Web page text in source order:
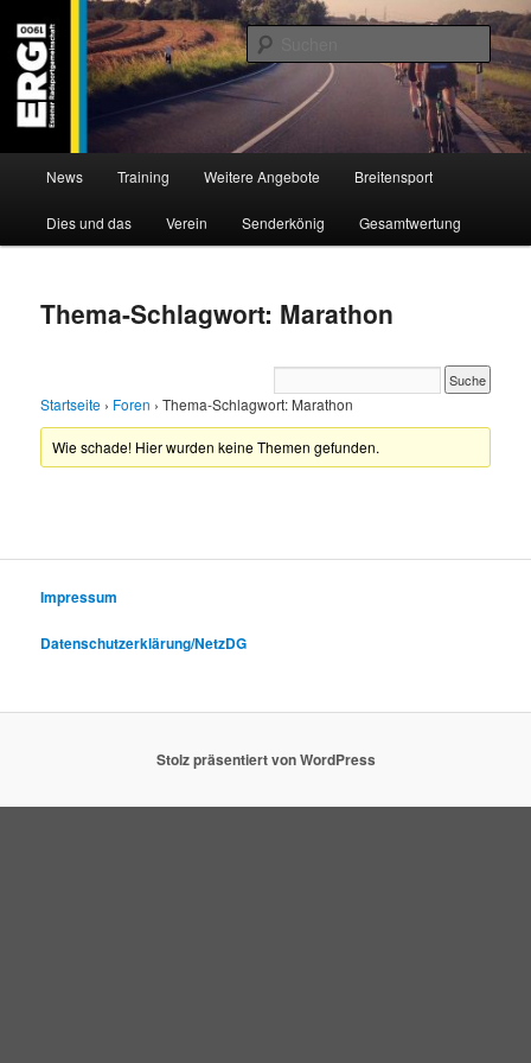
Inhalt
wechseln
sekundären
Inhalt
wechselnERG 1900 e.V
Willkommen bei der Essener Radsportgemeinschaft
News Training Weitere Angebote Breitensport
Dies und das Verein Senderkönig Gesamtwertung
Thema-Schlagwort: Marathon
Startseite › Foren › Thema-Schlagwort: Marathon
Wie schade! Hier wurden keine Themen gefunden.
Impressum
Datenschutzerklärung/NetzDG
Stolz präsentiert von WordPress